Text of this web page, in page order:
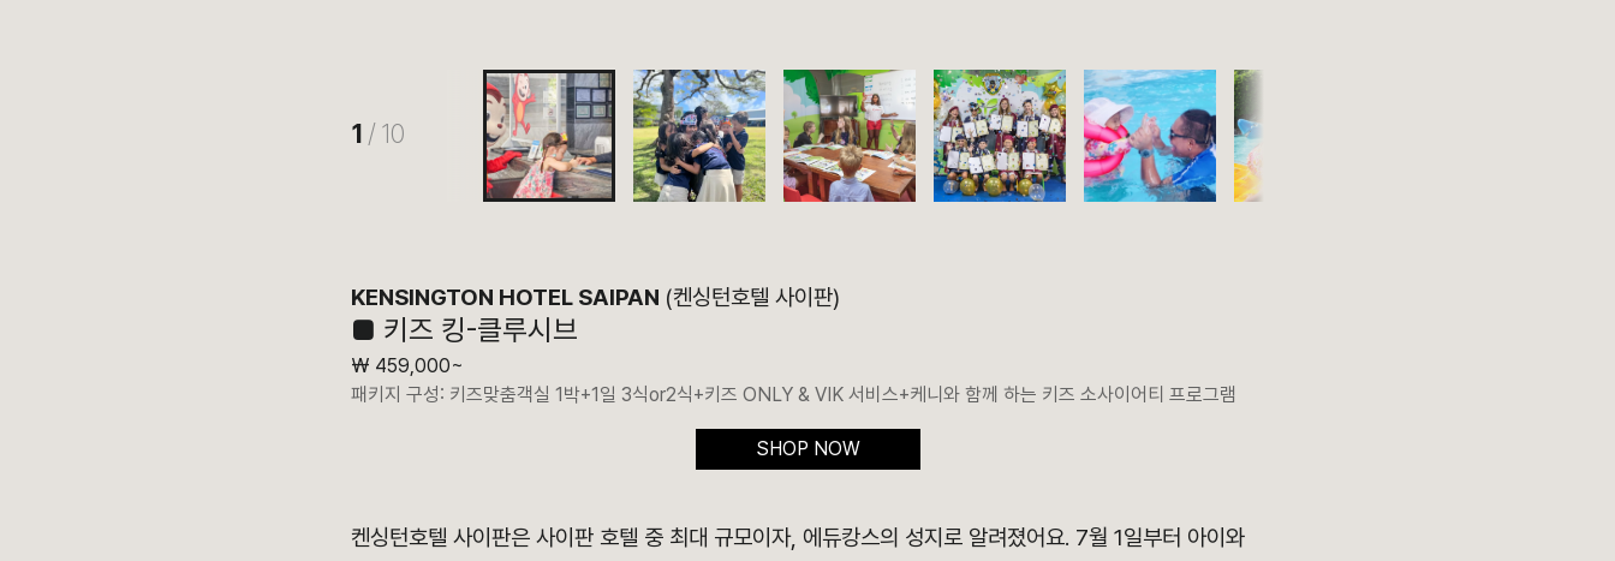
1 / 10
KENSINGTON HOTEL SAIPAN (켄싱턴호텔 사이판)
■ 키즈 킹-클루시브
₩ 459,000~
패키지 구성: 키즈맞춤객실 1박+1일 3식or2식+키즈 ONLY & VIK 서비스+케니와 함께 하는 키즈 소사이어티 프로그램
SHOP NOW
켄싱턴호텔 사이판은 사이판 호텔 중 최대 규모이자, 에듀캉스의 성지로 알려졌어요. 7월 1일부터 아이와